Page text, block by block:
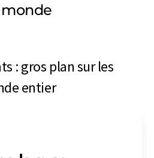
: gros plan sur les
entier